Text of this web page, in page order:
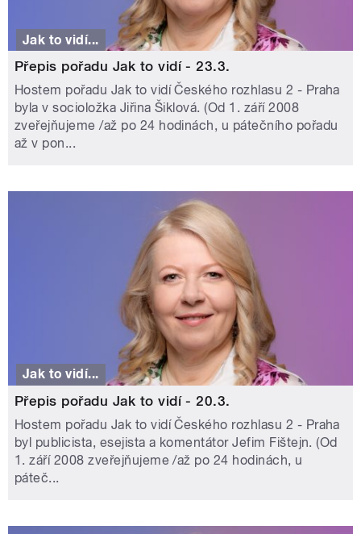
Jak to vidí...
Přepis pořadu Jak to vidí - 23.3.
Hostem pořadu Jak to vidí Českého rozhlasu 2 - Praha
byla v socioložka Jiřina Šiklová. (Od 1. září 2008
zveřejňujeme /až po 24 hodinách, u pátečního pořadu
až v pon...
Jak to vidí...
Přepis pořadu Jak to vidí - 20.3.
Hostem pořadu Jak to vidí Českého rozhlasu 2 - Praha
byl publicista, esejista a komentátor Jefim Fištejn. (Od
1. září 2008 zveřejňujeme /až po 24 hodinách, u
páteč...